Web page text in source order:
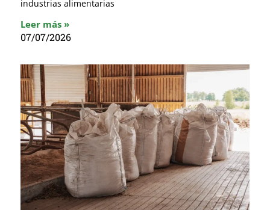
industrias alimentarias
Leer más »
07/07/2026